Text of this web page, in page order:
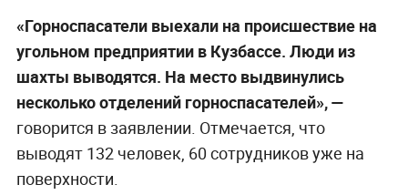
«Горноспасатели выехали на происшествие на
угольном предприятии в Кузбассе. Люди из
шахты выводятся. На место выдвинулись
несколько отделений горноспасателей», —
говорится в заявлении. Отмечается, что
выводят 132 человек, 60 сотрудников уже на
поверхности.